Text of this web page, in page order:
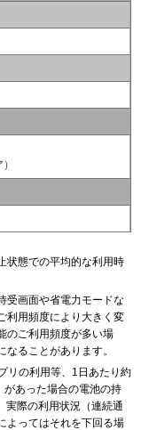
状態での平均的な利用時
受画面や省電力モードな
利用頻度により大きく変
のご利用頻度が多い場
ることがあります。
リの利用等、1日あたり約
あった場合の電池の持
実際の利用状況（連続通
よってはそれを下回る場